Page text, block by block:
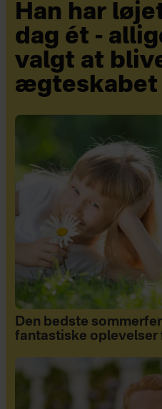
Han har
dag ét -
valgt at
ægteskabet
Den bedste
fantastiske oplevelser